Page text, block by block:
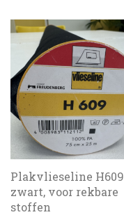
Plakvlieseline H609
zwart, voor rekbare
stoffen